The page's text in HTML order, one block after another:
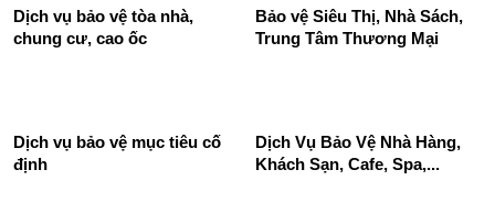
Dịch vụ bảo vệ tòa nhà,
chung cư, cao ốc
Bảo vệ Siêu Thị, Nhà Sách,
Trung Tâm Thương Mại